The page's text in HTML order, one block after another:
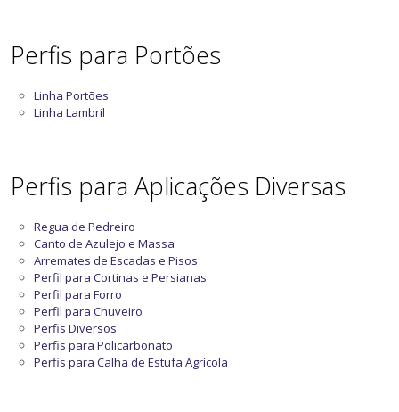
Perfis para Portões
Linha Portões
Linha Lambril
Perfis para Aplicações Diversas
Regua de Pedreiro
Canto de Azulejo e Massa
Arremates de Escadas e Pisos
Perfil para Cortinas e Persianas
Perfil para Forro
Perfil para Chuveiro
Perfis Diversos
Perfis para Policarbonato
Perfis para Calha de Estufa Agrícola